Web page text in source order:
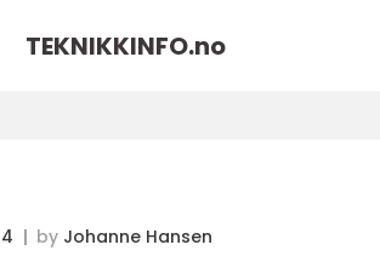
TEKNIKKINFO.no
by Johanne Hansen